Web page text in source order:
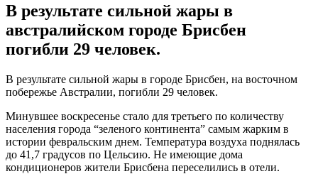
В результате сильной жары в
австралийском городе Брисбен
погибли 29 человек.
В результате сильной жары в городе Брисбен, на восточном
побережье Австралии, погибли 29 человек.
Минувшее воскресенье стало для третьего по количеству
населения города “зеленого континента” самым жарким в
истории февральским днем. Температура воздуха поднялась
до 41,7 градусов по Цельсию. Не имеющие дома
кондиционеров жители Брисбена переселились в отели.